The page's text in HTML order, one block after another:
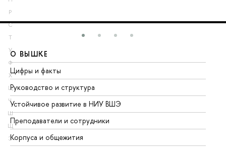
Р
С
Т
У
Ф
Х
Ц
Ч
Ш
Щ
Э
О ВЫШКЕ
Цифры и факты
Руководство и структура
Устойчивое развитие в НИУ ВШЭ
Преподаватели и сотрудники
Корпуса и общежития